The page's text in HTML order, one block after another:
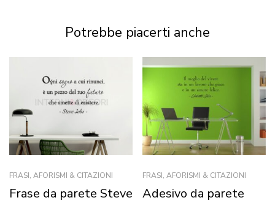
Potrebbe piacerti anche
FRASI, AFORISMI & CITAZIONI
Frase da parete Steve
FRASI, AFORISMI & CITAZIONI
Adesivo da parete